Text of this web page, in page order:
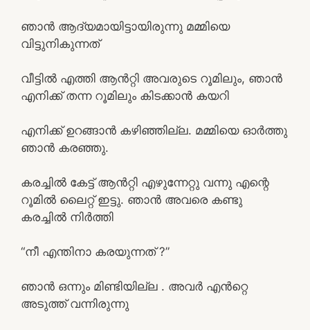
ഞാൻ ആദ്യമായിട്ടായിരുന്നു മമ്മിയെ
വിട്ടുനികുന്നത്
വീട്ടിൽ എത്തി ആൻറ്റി അവരുടെ റൂമിലും, ഞാൻ
എനിക്ക് തന്ന റൂമിലും കിടക്കാൻ കയറി
എനിക്ക് ഉറങ്ങാൻ കഴിഞ്ഞില്ല. മമ്മിയെ ഓർത്തു
ഞാൻ കരഞ്ഞു.
കരച്ചിൽ കേട്ട് ആൻറ്റി എഴുന്നേറ്റു വന്നു എന്റെ
റൂമിൽ ലൈറ്റ് ഇട്ടു. ഞാൻ അവരെ കണ്ടു
കരച്ചിൽ നിർത്തി
“നീ എന്തിനാ കരയുന്നത് ?”
ഞാൻ ഒന്നും മിണ്ടിയില്ല . അവർ എൻറ്റെ
അടുത്ത് വന്നിരുന്നു